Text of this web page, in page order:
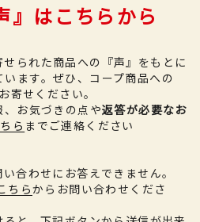
』はこちらから
られた商品への『声』をもとに
ます。 ぜひ、コープ商品への
寄せください。
、お気づきの点や返答が必要なお
ら までご連絡ください
合わせにお答えできません。
ちらからお問い合わせくださ